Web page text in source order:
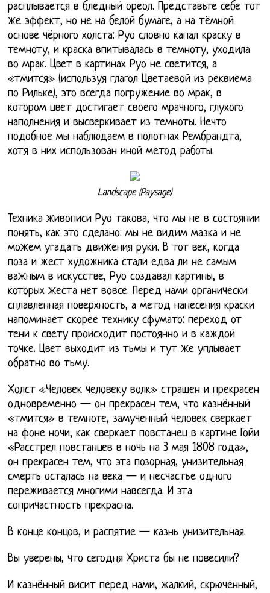
расплывается в бледный ореол. Представьте себе тот
же эффект, но не на белой бумаге, а на тёмной
основе чёрного холста: Руо словно капал краску в
темноту, и краска впитывалась в темноту, уходила
во мрак. Цвет в картинах Руо не светится, а
«тмится» (используя глагол Цветаевой из реквиема
по Рильке), это всегда погружение во мрак, в
котором цвет достигает своего мрачного, глухого
наполнения и высверкивает из темноты. Нечто
подобное мы наблюдаем в полотнах Рембрандта,
хотя в них использован иной метод работы.
Landscape (Paysage)
Техника живописи Руо такова, что мы не в состоянии
понять, как это сделано: мы не видим мазка и не
можем угадать движения руки. В тот век, когда
поза и жест художника стали едва ли не самым
важным в искусстве, Руо создавал картины, в
которых жеста нет вовсе. Перед нами органически
сплавленная поверхность, а метод нанесения краски
напоминает скорее технику сфумато: переход от
тени к свету происходит постоянно и в каждой
точке. Цвет выходит из тьмы и тут же уплывает
обратно во тьму.
Холст «Человек человеку волк» страшен и прекрасен
одновременно — он прекрасен тем, что казнённый
«тмится» в темноте, замученный человек сверкает
на фоне ночи, как сверкает повстанец в картине Гойи
«Расстрел повстанцев в ночь на 3 мая 1808 года»,
он прекрасен тем, что эта позорная, унизительная
смерть осталась на века — и несчастье одного
переживается многими навсегда. И эта
сопричастность прекрасна.
В конце концов, и распятие — казнь унизительная.
Вы уверены, что сегодня Христа бы не повесили?
И казнённый висит перед нами, жалкий, скрюченный,